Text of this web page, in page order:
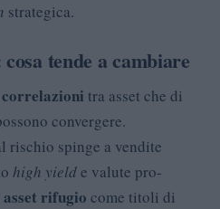
strategica.
tende a cambiare
correlazioni tra asset che di
convergere.
rischio spinge a vendite
high yielde valute pro-
asset rifugio come titoli di